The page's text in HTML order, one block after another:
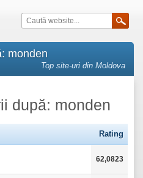
monden
Top site-uri din Moldova
după: monden
Rating
62,0823